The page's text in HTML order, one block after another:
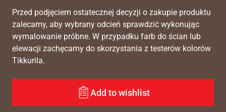
Przed podjęciem ostatecznej decyzji o zakupie produktu
zalecamy, aby wybrany odcień sprawdzić wykonując
wymalowanie próbne. W przypadku farb do ścian lub
elewacji zachęcamy do skorzystania z testerów kolorów
Tikkurila.
Add to wishlist